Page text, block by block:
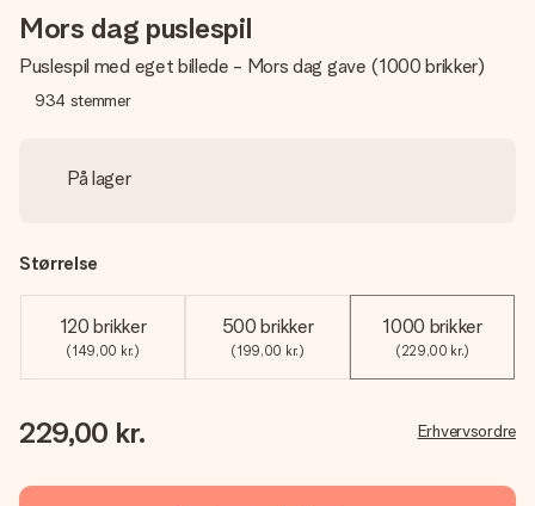
Mors dag puslespil
Puslespil med eget billede - Mors dag gave (1000 brikker)
934 stemmer
På lager
Størrelse
120 brikker
(149,00 kr.)
500 brikker
(199,00 kr.)
1000 brikker
(229,00 kr.)
229,00 kr. Erhvervsordre